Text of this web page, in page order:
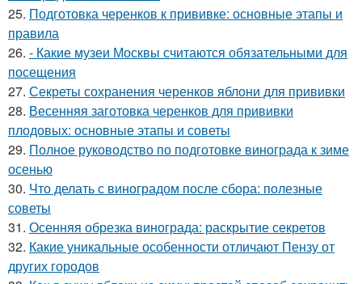
25. Подготовка черенков к прививке: основные этапы и
правила
26. - Какие музеи Москвы считаются обязательными для
посещения
27. Секреты сохранения черенков яблони для прививки
28. Весенняя заготовка черенков для прививки
плодовых: основные этапы и советы
29. Полное руководство по подготовке винограда к зиме
осенью
30. Что делать с виноградом после сбора: полезные
советы
31. Осенняя обрезка винограда: раскрытие секретов
32. Какие уникальные особенности отличают Пензу от
других городов